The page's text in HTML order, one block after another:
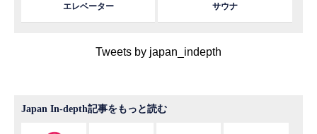
エレベーター サウナ
Tweets by japan_indepth
Japan In-depth記事をもっと読む